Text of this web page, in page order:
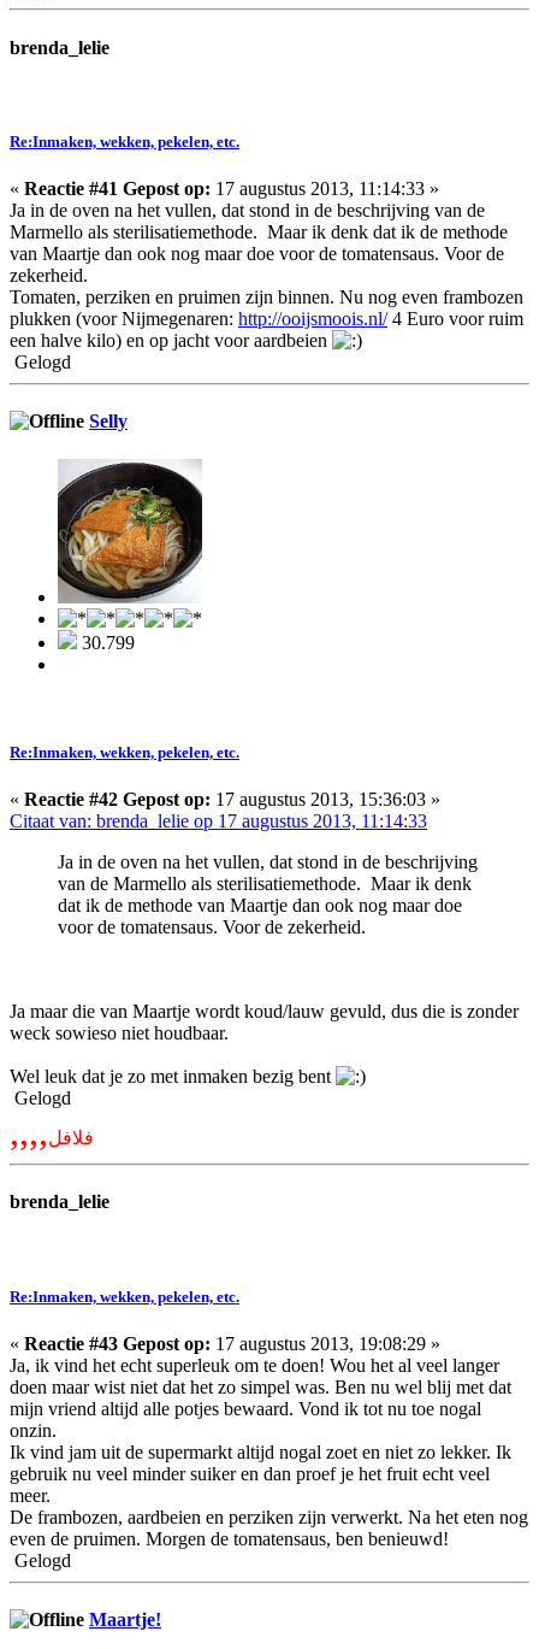
brenda_lelie
Re:Inmaken, wekken, pekelen, etc.
« Reactie #41 Gepost op: 17 augustus 2013, 11:14:33 »
Ja in de oven na het vullen, dat stond in de beschrijving van de
Marmello als sterilisatiemethode. Maar ik denk dat ik de methode
van Maartje dan ook nog maar doe voor de tomatensaus. Voor de
zekerheid.
Tomaten, perziken en pruimen zijn binnen. Nu nog even frambozen
plukken (voor Nijmegenaren: http://ooijsmoois.nl/4 Euro voor ruim
een halve kilo) en op jacht voor aardbeien
Gelogd
Selly
30.799
Re:Inmaken, wekken, pekelen, etc.
« Reactie #42 Gepost op: 17 augustus 2013, 15:36:03 »
Citaat van: brenda_lelie op 17 augustus 2013, 11:14:33
Ja in de oven na het vullen, dat stond in de beschrijving
van de Marmello als sterilisatiemethode. Maar ik denk
dat ik de methode van Maartje dan ook nog maar doe
voor de tomatensaus. Voor de zekerheid.
Ja maar die van Maartje wordt koud/lauw gevuld, dus die is zonder
weck sowieso niet houdbaar.
Wel leuk dat je zo met inmaken bezig bent
Gelogd
,,,,فلافل
brenda_lelie
Re:Inmaken, wekken, pekelen, etc.
« Reactie #43 Gepost op: 17 augustus 2013, 19:08:29 »
Ja, ik vind het echt superleuk om te doen! Wou het al veel langer
doen maar wist niet dat het zo simpel was. Ben nu wel blij met dat
mijn vriend altijd alle potjes bewaard. Vond ik tot nu toe nogal
onzin.
Ik vind jam uit de supermarkt altijd nogal zoet en niet zo lekker. Ik
gebruik nu veel minder suiker en dan proef je het fruit echt veel
meer.
De frambozen, aardbeien en perziken zijn verwerkt. Na het eten nog
even de pruimen. Morgen de tomatensaus, ben benieuwd!
Gelogd
Maartje!